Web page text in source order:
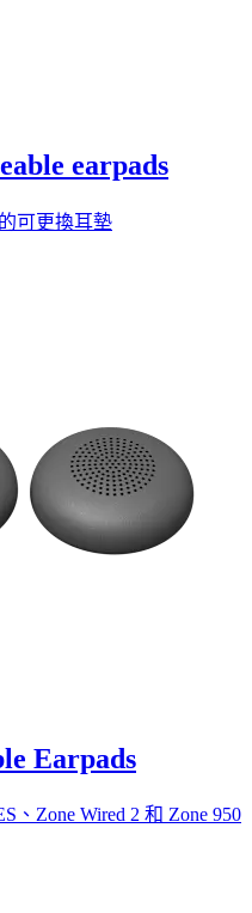
earpads
可更換耳墊
Earpads
、Zone Wired 2 和 Zone 950